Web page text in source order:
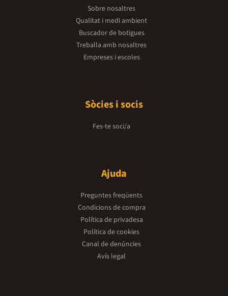
Sobre nosaltres
Qualitat i medi ambient
Buscador de botigues
Treballa amb nosaltres
Empreses i escoles
Sòcies i socis
Fes-te soci/a
Ajuda
Preguntes freqüents
Condicions de compra
Política de privadesa
Política de cookies
Canal de denúncies
Avís legal